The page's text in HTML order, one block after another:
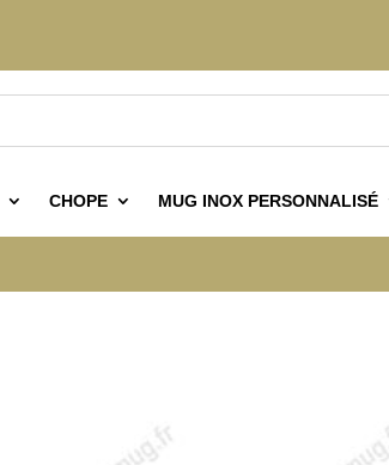
CHOPE MUG INOX PERSONNALISÉ